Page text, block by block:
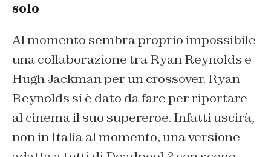
solo
Al momento sembra proprio impossibile
una collaborazione tra Ryan Reynolds e
Hugh Jackman per un crossover. Ryan
Reynolds si è dato da fare per riportare
al cinema il suo supereroe. Infatti uscirà,
non in Italia al momento, una versione